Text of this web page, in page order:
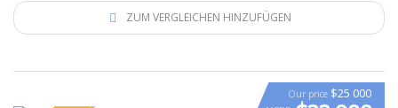
ZUM VERGLEICHEN HINZUFÜGEN
Our price $25 000